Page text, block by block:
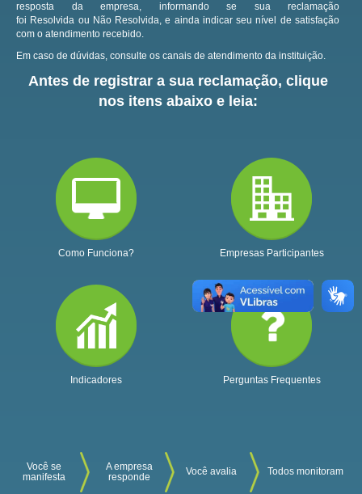
resposta da empresa, informando se sua reclamação
foi Resolvida ou Não Resolvida, e ainda indicar seu nível de satisfação
com o atendimento recebido.
Em caso de dúvidas, consulte os canais de atendimento da instituição.
Antes de registrar a sua reclamação, clique
nos itens abaixo e leia:
Como Funciona? Empresas Participantes
Indicadores Perguntas Frequentes
Você se
manifesta
A empresa
responde
Você avalia Todos monitoram